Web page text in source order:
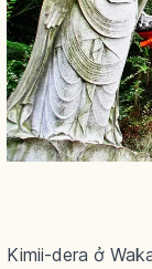
Kimii-dera ở